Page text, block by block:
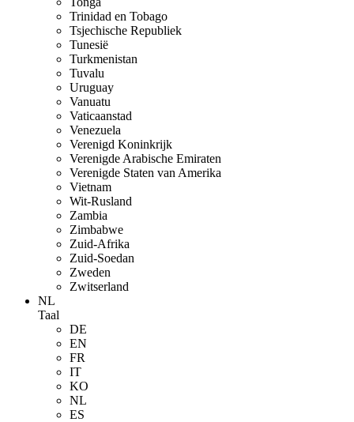
Trinidad en Tobago
Tsjechische Republiek
Tunesië
Turkmenistan
Tuvalu
Uruguay
Vanuatu
Vaticaanstad
Venezuela
Verenigd Koninkrijk
Verenigde Arabische Emiraten
Verenigde Staten van Amerika
Vietnam
Wit-Rusland
Zambia
Zimbabwe
Zuid-Afrika
Zuid-Soedan
Zweden
Zwitserland
NL
Taal
DE
EN
FR
IT
KO
NL
ES